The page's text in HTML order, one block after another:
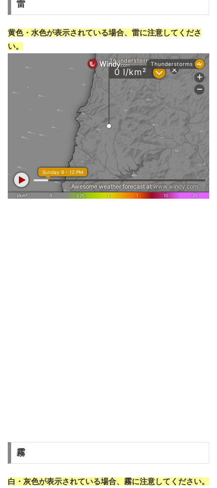
雷
黄色・水色が表示されている場合、雷に注意してくださ
い。
霧
白・灰色が表示されている場合、霧に注意してください。